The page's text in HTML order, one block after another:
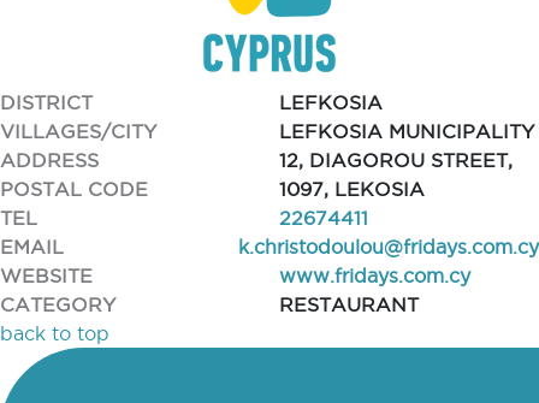
DISTRICT
LEFKOSIA
VILLAGES/CITY
LEFKOSIA MUNICIPALITY
ADDRESS
12, DIAGOROU STREET,
POSTAL CODE
1097, LEKOSIA
TEL
22674411
EMAIL
k.christodoulou@fridays.com.cy
WEBSITE
www.fridays.com.cy
CATEGORY
RESTAURANT
back to top